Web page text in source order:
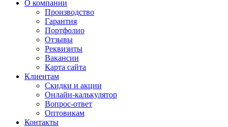
О компании
Производство
Гарантия
Портфолио
Отзывы
Реквизиты
Вакансии
Карта сайта
Клиентам
Скидки и акции
Онлайн-калькулятор
Вопрос-ответ
Оптовикам
Контакты